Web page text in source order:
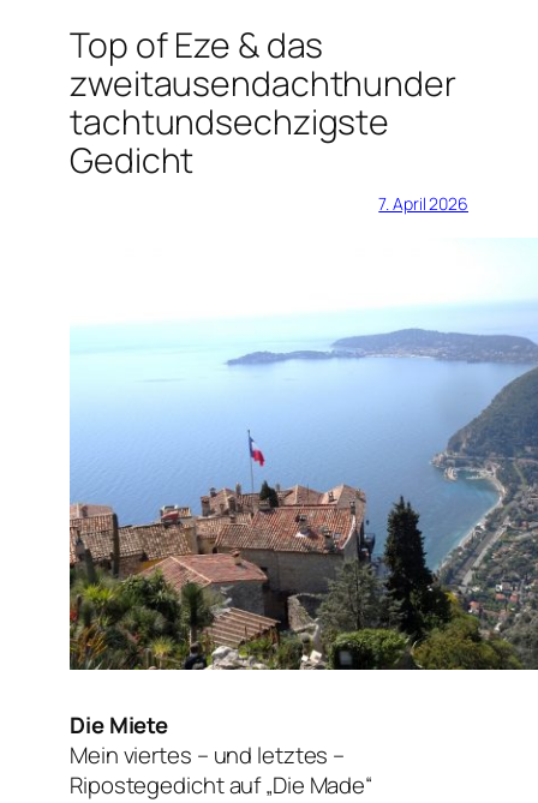
Top of Eze & das
zweitausendachthunder
tachtundsechzigste
Gedicht
7. April 2026
Die Miete
Mein viertes – und letztes –
Ripostegedicht auf „Die Made“